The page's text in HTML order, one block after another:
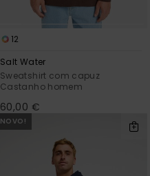
12
Salt Water
Sweatshirt com capuz
Castanho homem
60,00 €
NOVO!